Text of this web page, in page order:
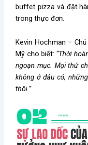
buffet pizza và đặt
trong thực đơn.
Kevin Hochman –
Mỹ cho biết: “Thời
ngoạn mục. Mọi thứ
không ở đâu có,
thôi.”